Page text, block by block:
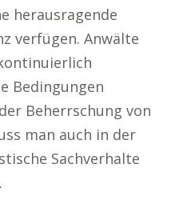
herausragende
verfügen. Anwälte
Bedingungen
Beherrschung von
man auch in der
Sachverhalte